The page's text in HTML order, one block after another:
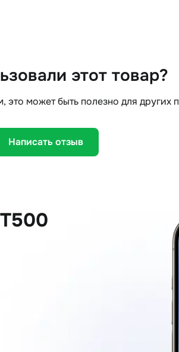
этот товар?
может быть полезно для других
Написать отзыв